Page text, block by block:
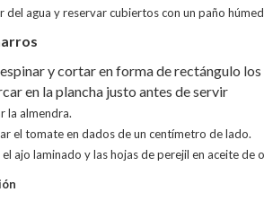
del agua y reservar cubiertos con un paño
y cortar en forma de rectángulo los
en la plancha justo antes de servir
la almendra.
el tomate en dados de un centímetro de lado.
el ajo laminado y las hojas de perejil en aceite de